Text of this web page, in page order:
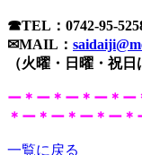
☎TEL： 0742-95-
✉MAIL：
（火曜・日曜・祝日
ー＊ー＊ー＊ー＊
＊ー＊ー＊ー＊ー＊
一覧に戻る